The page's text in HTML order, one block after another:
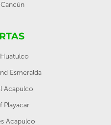
Esmeralda
Acapulco
Playacar
Acapulco